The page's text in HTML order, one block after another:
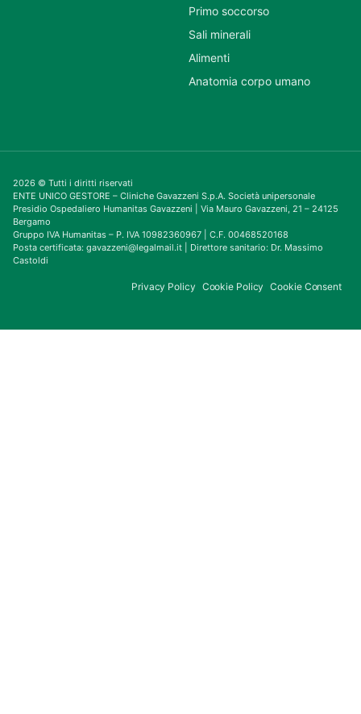
Primo soccorso
Sali minerali
Alimenti
Anatomia corpo umano
2026 © Tutti i diritti riservati
ENTE UNICO GESTORE – Cliniche Gavazzeni S.p.A. Società unipersonale
Presidio Ospedaliero Humanitas Gavazzeni | Via Mauro Gavazzeni, 21 – 24125
Bergamo
Gruppo IVA Humanitas – P. IVA 10982360967 | C.F. 00468520168
Posta certificata: gavazzeni@legalmail.it | Direttore sanitario: Dr. Massimo
Castoldi
Privacy Policy Cookie Policy Cookie Consent